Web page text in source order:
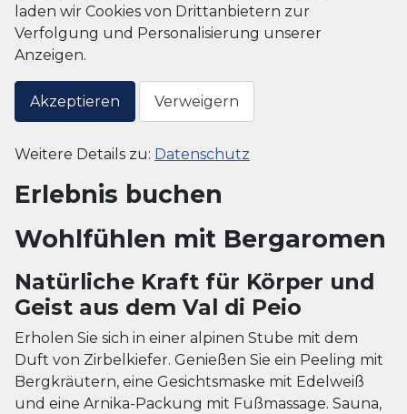
laden wir Cookies von Drittanbietern zur
Verfolgung und Personalisierung unserer
Anzeigen.
Akzeptieren Verweigern
Weitere Details zu: Datenschutz
Erlebnis buchen
Wohlfühlen mit Bergaromen
Natürliche Kraft für Körper und
Geist aus dem Val di Peio
Erholen Sie sich in einer alpinen Stube mit dem
Duft von Zirbelkiefer. Genießen Sie ein Peeling mit
Bergkräutern, eine Gesichtsmaske mit Edelweiß
und eine Arnika-Packung mit Fußmassage. Sauna,